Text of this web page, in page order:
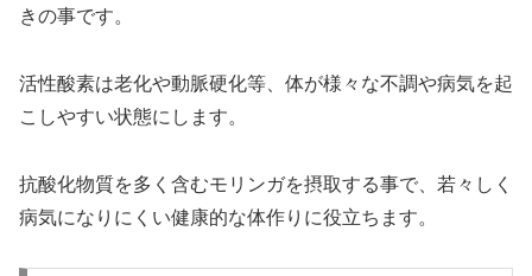
きの事です。
活性酸素は老化や動脈硬化等、体が様々な不調や病気を起
こしやすい状態にします。
抗酸化物質を多く含むモリンガを摂取する事で、若々しく
病気になりにくい健康的な体作りに役立ちます。